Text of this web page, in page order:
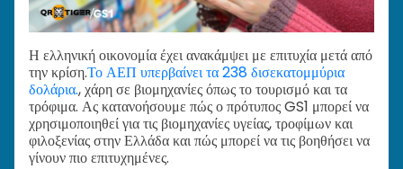
Η ελληνική οικονομία έχει ανακάμψει με επιτυχία μετά από
την κρίση.Το ΑΕΠ υπερβαίνει τα 238 δισεκατομμύρια
δολάρια., χάρη σε βιομηχανίες όπως το τουρισμό και τα
τρόφιμα. Ας κατανοήσουμε πώς ο πρότυπος GS1 μπορεί να
χρησιμοποιηθεί για τις βιομηχανίες υγείας, τροφίμων και
φιλοξενίας στην Ελλάδα και πώς μπορεί να τις βοηθήσει να
γίνουν πιο επιτυχημένες.